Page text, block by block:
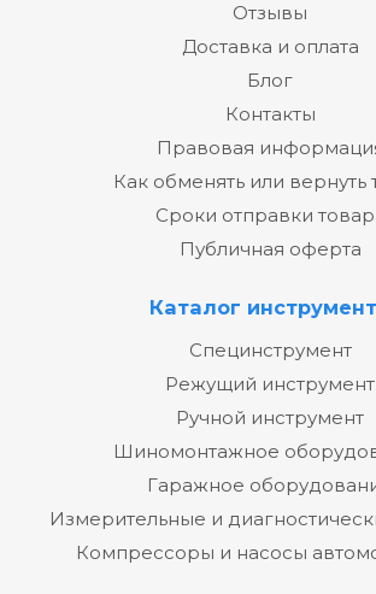
Отзывы
Доставка и оплата
Блог
Контакты
Правовая
Как обменять или вернуть
Сроки отправки
Публичная оферта
Каталог
Специнструмент
Режущий инструмент
Ручной инструмент
Шиномонтажное
Гаражное
Измерительные и
Компрессоры и насосы